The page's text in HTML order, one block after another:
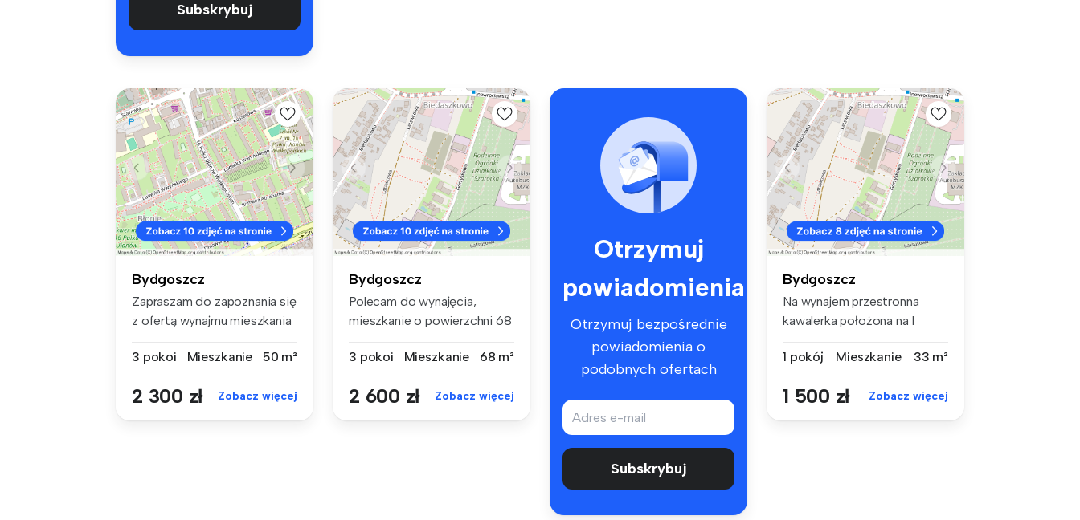
Subskrybuj
Bydgoszcz
Zapraszam do zapoznania się
z ofertą wynajmu mieszkania
3 pokoi
Mieszkanie 50 m²
2 300 zł Zobacz więcej
Bydgoszcz
Polecam do wynajęcia,
mieszkanie o powierzchni 68
3 pokoi
Mieszkanie 68 m²
2 600 zł Zobacz więcej
Otrzymuj
powiadomienia
Otrzymuj bezpośrednie
powiadomienia o
podobnych ofertach
Subskrybuj
Bydgoszcz
Na wynajem przestronna
kawalerka położona na I
1 pokój
Mieszkanie 33 m²
1 500 zł Zobacz więcej